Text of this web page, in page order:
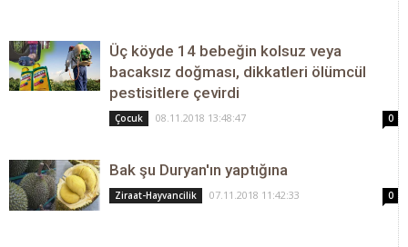
Üç köyde 14 bebeğin kolsuz veya
bacaksız doğması, dikkatleri ölümcül
pestisitlere çevirdi
Çocuk 08.11.2018 13:48:47 0
Bak şu Duryan'ın yaptığına
Ziraat-Hayvancilik 07.11.2018 11:42:33 0